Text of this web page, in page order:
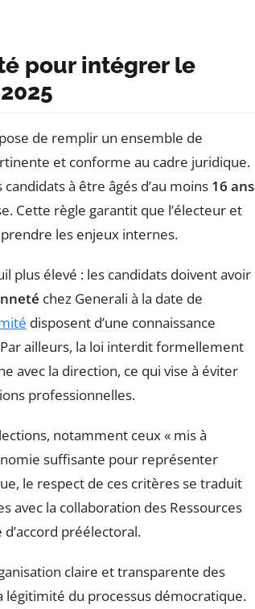
pour intégrer le
de remplir un ensemble de
et conforme au cadre juridique.
à être âgés d’au moins 16 ans
Cette règle garantit que l’électeur et
les enjeux internes.
plus élevé : les candidats doivent avoir
chez Generali à la date de
disposent d’une connaissance
ailleurs, la loi interdit formellement
avec la direction, ce qui vise à éviter
professionnelles.
notamment ceux « mis à
suffisante pour représenter
le respect de ces critères se traduit
avec la collaboration des Ressources
préélectoral.
claire et transparente des
légitimité du processus démocratique.